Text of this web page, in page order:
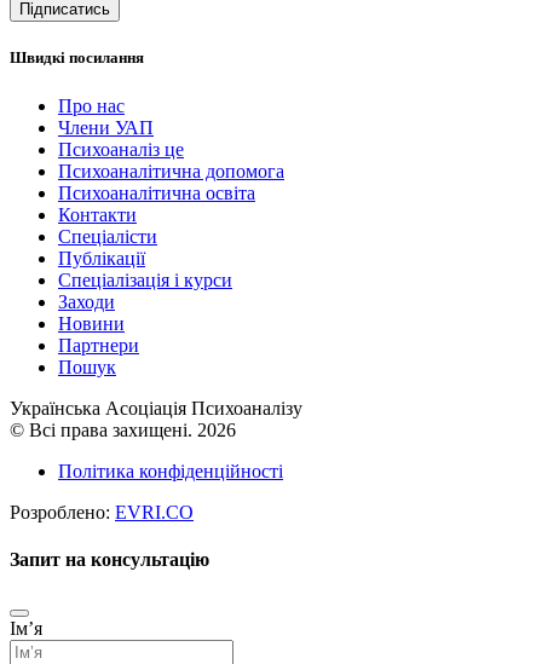
Підписатись
Швидкі посилання
Про нас
Члени УАП
Психоаналіз це
Психоаналітична допомога
Психоаналітична освіта
Контакти
Спеціалісти
Публікації
Cпеціалізація і курси
Заходи
Новини
Партнери
Пошук
Українська Асоціація Психоаналізу
© Всі права захищені. 2026
Політика конфіденційності
Розроблено: EVRI.CO
Запит на консультацію
Імʼя